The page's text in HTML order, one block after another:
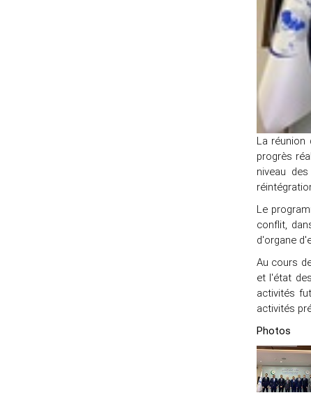
La réunion
progrès
niveau
Le
conflit,
d'organe
Au cours
et l'état
activités
activités
Photos